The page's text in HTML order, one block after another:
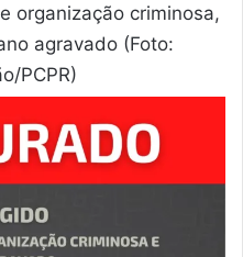
organização criminosa,
agravado (Foto:
PCPR)